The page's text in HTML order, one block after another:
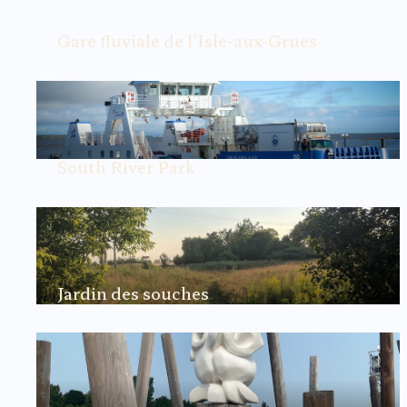
Gare fluviale de l'Isle-aux-Grues
Montmagny, Québec.
En savoir plus
South River Park
Québec.
En savoir plus
Jardin des souches
Montmagny, Québec.
En savoir plus